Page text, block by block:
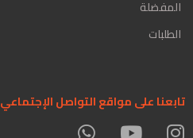
المفضلة
الطلبات
تابعنا على مواقع التواصل الإجتماعي